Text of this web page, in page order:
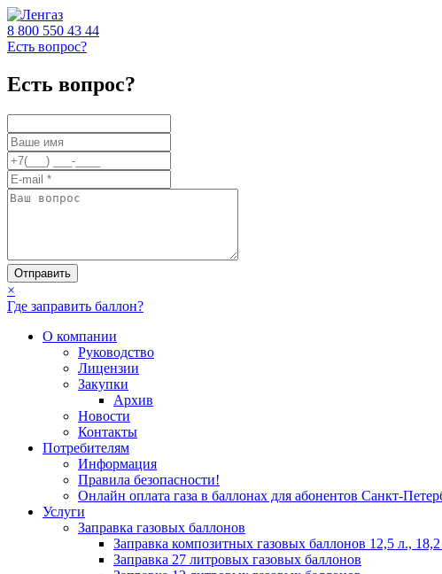
8 800 550 43 44
Есть вопрос?
Есть вопрос?
Отправить
×
Где заправить баллон?
О компании
Руководство
Лицензии
Закупки
Архив
Новости
Контакты
Потребителям
Информация
Правила безопасности!
Онлайн оплата газа в баллонах для абонентов Санкт-
Услуги
Заправка газовых баллонов
Заправка композитных газовых баллонов 12,5 л.,
Заправка 27 литровых газовых баллонов